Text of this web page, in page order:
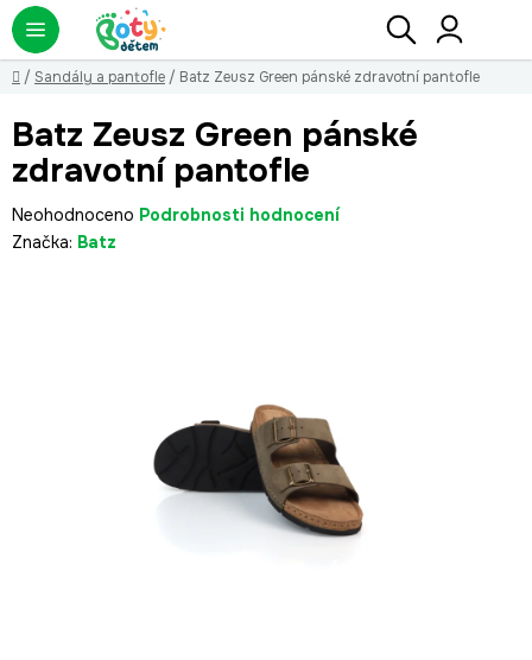
Přejít
na
obsah
Hledat
Domů
/ Sandály a pantofle / Batz Zeusz Green pánské zdravotní pantofle
Batz Zeusz Green pánské
zdravotní pantofle
Průměrné
hodnocení
Neohodnoceno Podrobnosti hodnocení
Značka: Batz